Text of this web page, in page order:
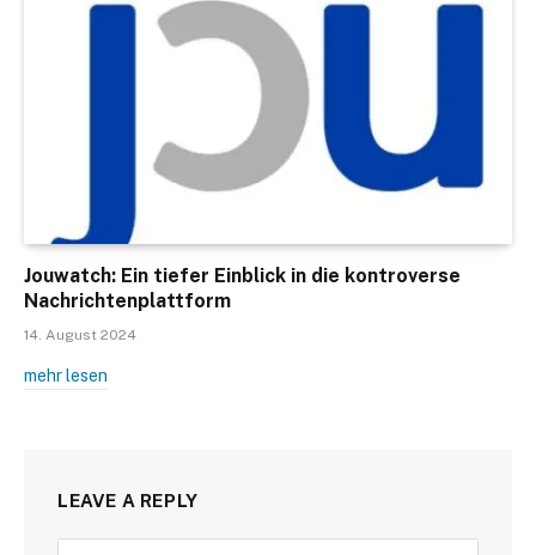
Jouwatch: Ein tiefer Einblick in die kontroverse
Nachrichtenplattform
14. August 2024
mehr lesen
LEAVE A REPLY